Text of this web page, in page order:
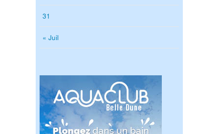
« Juil
31